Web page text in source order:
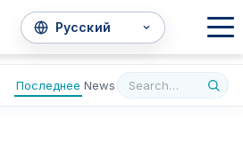
Последнее News